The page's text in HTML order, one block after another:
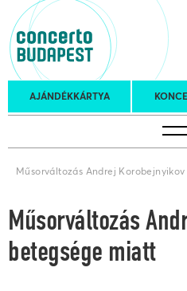
AJÁNDÉKKÁRTYA
Koncertnaptár
turnék
Műsorváltozás Andrej
Műsorváltozás
betegsége miatt